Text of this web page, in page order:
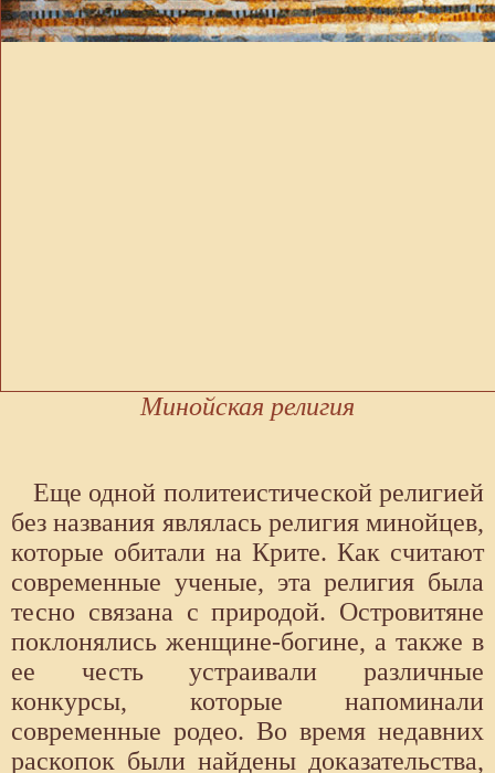
Минойская религия
Еще одной политеистической религией
без названия являлась религия минойцев,
которые обитали на Крите. Как считают
современные ученые, эта религия была
тесно связана с природой. Островитяне
поклонялись женщине-богине, а также в
ее честь устраивали различные
конкурсы, которые напоминали
современные родео. Во время недавних
раскопок были найдены доказательства,